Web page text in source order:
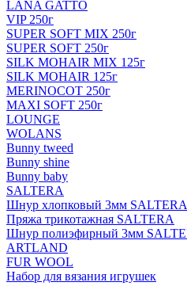
LANA GATTO
VIP 250г
SUPER SOFT MIX 250г
SUPER SOFT 250г
SILK MOHAIR MIX 125г
SILK MOHAIR 125г
MERINOCOT 250г
MAXI SOFT 250г
LOUNGE
WOLANS
Bunny tweed
Bunny shine
Bunny baby
SALTERA
Шнур хлопковый 3мм SALTERA
Пряжа трикотажная SALTERA
Шнур полиэфирный 3мм
ARTLAND
FUR WOOL
Набор для вязания игрушек